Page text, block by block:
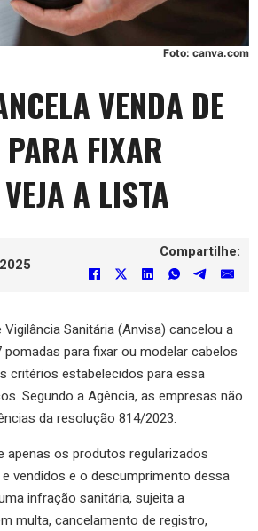
Foto: canva.com
VENDA DE
FIXAR
A LISTA
Compartilhe:
Sanitária (Anvisa) cancelou a
para fixar ou modelar cabelos
critérios estabelecidos para essa
Segundo a Agência, as empresas não
da resolução 814/2023.
apenas os produtos regularizados
vendidos e o descumprimento dessa
infração sanitária, sujeita a
multa, cancelamento de registro,